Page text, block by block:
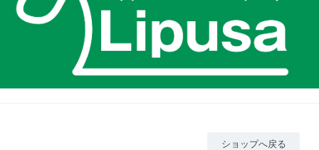
ショップへ戻る